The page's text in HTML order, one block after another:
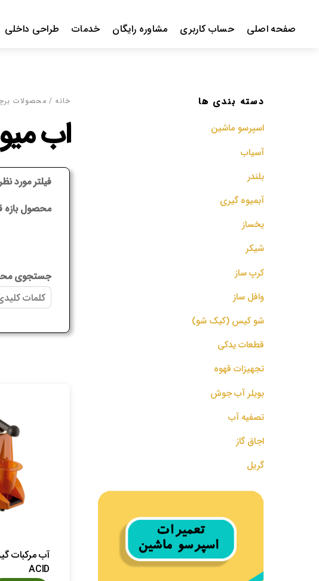
صفحه اصلی حساب کاربری مشاوره رایگان خدمات طراحی داخلی
خانه / محصولات
اب
فیلتر مورد
محصول بازه
جستجوی
آب مرکبات
ACID
دسته بندی ها
اسپرسو‌ ماشین
آسیاب
بلندر
آبمیوه گیری
یخساز
شیکر
کرپ ساز
وافل ساز
شو کیس (کیک شو)
قطعات یدکی
تجهیزات قهوه
بویلر آب جوش
تصفیه آب
اجاق گاز
گریل